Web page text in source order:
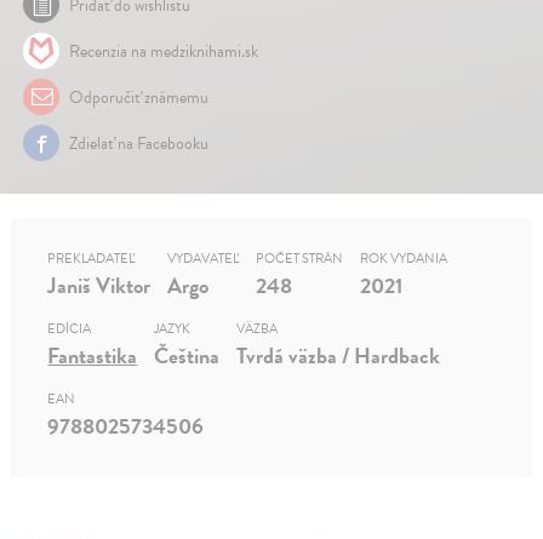
Recenzia na medziknihami.sk
Odporučiť známemu
Zdielať na Facebooku
PREKLADATEĽ
Janiš Viktor
VYDAVATEĽ
Argo
POČET STRÁN
248
ROK VYDANIA
2021
EDÍCIA
Fantastika
JAZYK
Čeština
VÄZBA
Tvrdá väzba / Hardback
EAN
9788025734506